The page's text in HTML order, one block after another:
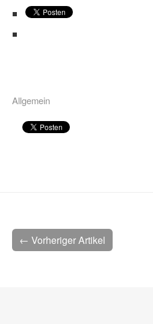
Allgemein
← Vorheriger Artikel